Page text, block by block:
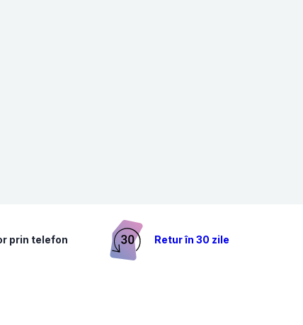
prin telefon Retur în 30 zile